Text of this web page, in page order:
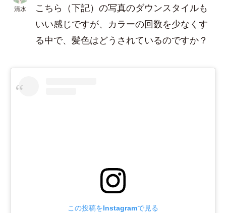
清水
こちら（下記）の写真のダウンスタイルも
いい感じですが、カラーの回数を少なくす
る中で、髪色はどうされているのですか？
この投稿をInstagramで見る